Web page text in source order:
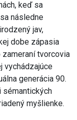
keď sa
následne
jav,
dobe zápasia
tvorcovia
vychádzajúce
generácia 90.
sémantických
myšlienke.